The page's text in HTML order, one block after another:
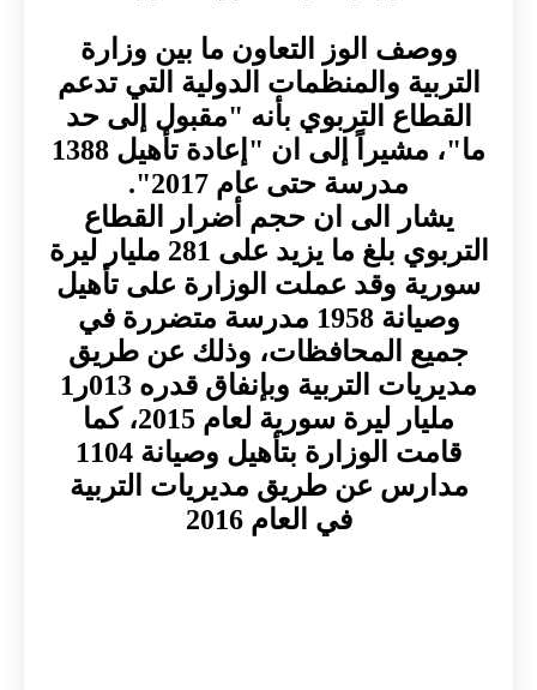
ووصف الوز التعاون ما بين وزارة
التربية والمنظمات الدولية التي تدعم
القطاع التربوي بأنه "مقبول إلى حد
ما"، مشيراً إلى ان "إعادة تأهيل 1388
مدرسة حتى عام 2017".
يشار الى ان حجم أضرار القطاع
التربوي بلغ ما يزيد على 281 مليار ليرة
سورية وقد عملت الوزارة على تأهيل
وصيانة 1958 مدرسة متضررة في
جميع المحافظات، وذلك عن طريق
مديريات التربية وبإنفاق قدره 013ر1
مليار ليرة سورية لعام 2015، كما
قامت الوزارة بتأهيل وصيانة 1104
مدارس عن طريق مديريات التربية
في العام 2016